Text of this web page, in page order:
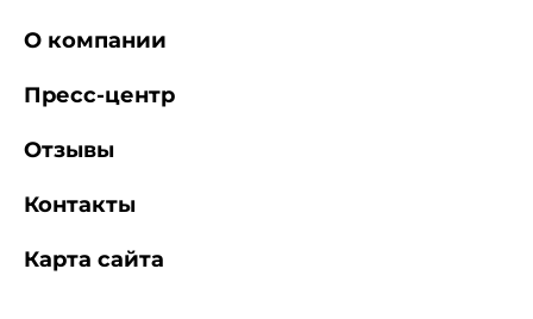
О компании
Пресс-центр
Отзывы
Контакты
Карта сайта